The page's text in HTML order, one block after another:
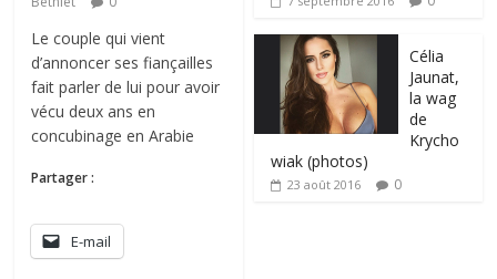
Le couple qui vient
d’annoncer ses fiançailles
fait parler de lui pour avoir
vécu deux ans en
concubinage en Arabie
Partager :
E-mail
Célia
Jaunat,
la wag
de
Krycho
wiak (photos)
23 août 2016 0